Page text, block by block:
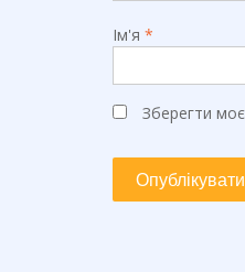
Ім'я *
Зберегти